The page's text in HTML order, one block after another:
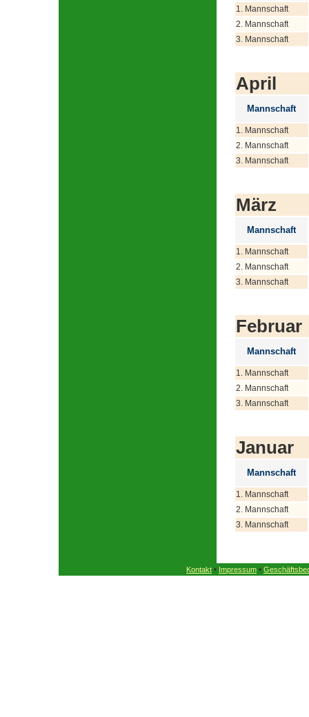
1. Mannschaft
2. Mannschaft
3. Mannschaft
April
Mannschaft
1. Mannschaft
2. Mannschaft
3. Mannschaft
März
Mannschaft
1. Mannschaft
2. Mannschaft
3. Mannschaft
Februar
Mannschaft
1. Mannschaft
2. Mannschaft
3. Mannschaft
Januar
Mannschaft
1. Mannschaft
2. Mannschaft
3. Mannschaft
Kontakt • Impressum •